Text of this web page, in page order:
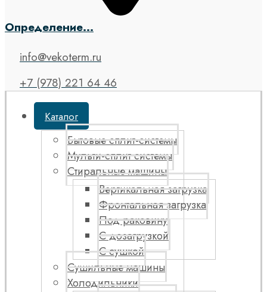
Определение...
info@vekoterm.ru
+7 (978) 221 64 46
Каталог
Бытовые сплит-системы
Мульти-сплит системы
Стиральные машины
Вертикальная загрузка
Фронтальная загрузка
Под раковину
С дозагрузкой
С сушкой
Сушильные машины
Холодильники